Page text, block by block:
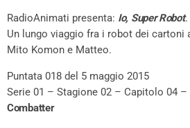
RadioAnimati presenta: Io, Super Robot.
Un lungo viaggio fra i robot dei cartoni
Mito Komon e Matteo.
Puntata 018 del 5 maggio 2015
Serie 01 – Stagione 02 – Capitolo 04 –
Combatter